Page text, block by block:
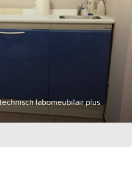
labomeubilair plus